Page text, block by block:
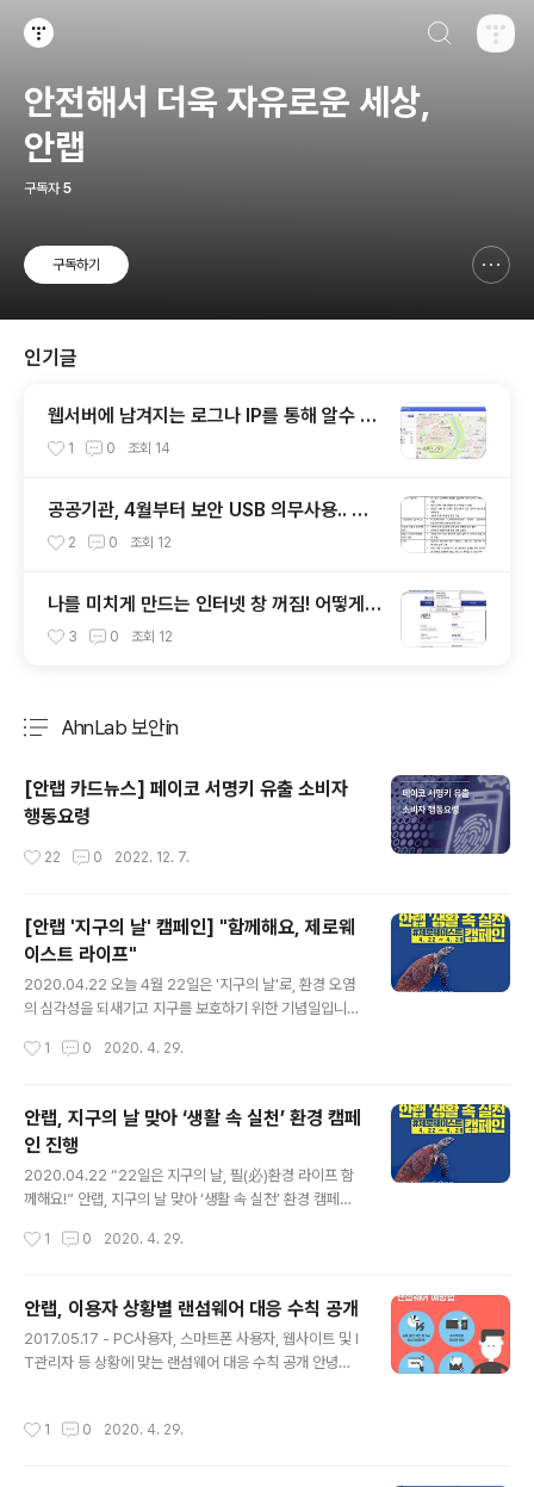
안전해서 더욱 자유로운 세상,
안랩
구독자 5
구독하기
인기글
웹서버에 남겨지는 로그나 IP를 통해 알수 있
는 것들
1 0 조회 14
공공기관, 4월부터 보안 USB 의무사용.. 보
안 USB에 대해 알아봅시다
2 0 조회 12
나를 미치게 만드는 인터넷 창 꺼짐! 어떻게
해결할까?
3 0 조회 12
AhnLab 보안in
[안랩 카드뉴스] 페이코 서명키 유출 소비자
행동요령
22 0 2022. 12. 7.
[안랩 '지구의 날' 캠페인] "함께해요, 제로웨
이스트 라이프"
2020.04.22 오늘 4월 22일은 '지구의 날'로, 환경 오염
의 심각성을 되새기고 지구를 보호하기 위한 기념일입니
'생활 속 실천' #제로웨이스트 캠페인을 진행합니다. 일상
아래 카드뉴스를 SNS(인스타그램, 페이스북)에 공유하고
캠페인에 참여해주세요. (자세한 내용은 두 번째 이미지를
참고!) 캠페인 종료 후 추첨을 통해 응원 물품을 보내드립니
다. 작은 행동이 큰 변화를 만듭니다, #SmallChallenge
BigChange
1 0 2020. 4. 29.
안랩, 지구의 날 맞아 ‘생활 속 실천’ 환경 캠페
인 진행
2020.04.22 “22일은 지구의 날, 필(必)환경 라이프 함
께해요!” 안랩, 지구의 날 맞아 ‘생활 속 실천’ 환경 캠페인
위한 생활 속 실천 사례의 공유 및 참여 유도 안랩(대표 강
‘생활 속 실천’ 환경 캠페인을 시작한다고 밝혔다. 안랩의
‘생활 속 실천’ 환경 캠페인은 일상생활 속에서 쉽게 실천이
가능한 환경 보호 관련 사례를 공유하고, 동참을 유도하기
위한 캠페인이다. 이를 위해 안랩은 그간 캠페인 효과가 입
저 안랩은 포장을 줄이거나 재활용이 가능한 재료를 사..
1 0 2020. 4. 29.
안랩, 이용자 상황별 랜섬웨어 대응 수칙 공개
2017.05.17 - PC사용자, 스마트폰 사용자, 웹사이트 및 I
T관리자 등 상황에 맞는 랜섬웨어 대응 수칙 공개 안녕하
니다. 랜섬웨어는 최초 발견 이후에도 다양한 변종으로 재
1 0 2020. 4. 29.